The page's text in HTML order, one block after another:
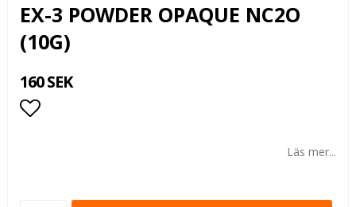
EX-3 POWDER OPAQUE NC2O
(10G)
160 SEK
Läs mer...